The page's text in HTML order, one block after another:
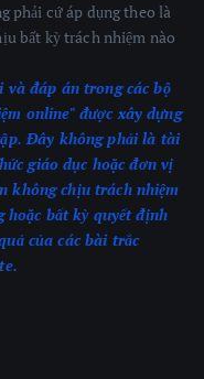
phải cứ áp dụng theo là
bất kỳ trách nhiệm nào
và đáp án trong các bộ
online" được xây dựng
Đây không phải là tài
giáo dục hoặc đơn vị
không chịu trách nhiệm
hoặc bất kỳ quyết định
của các bài trắc